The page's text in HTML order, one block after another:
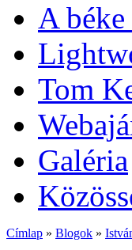
A
Tom
Galéria
Címlap » Blogok »